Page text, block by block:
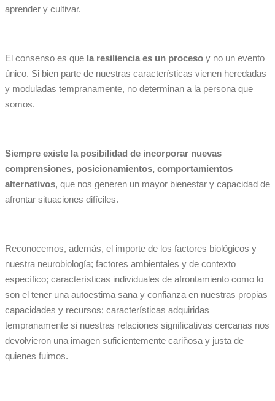
aprender y cultivar.
El consenso es que la resiliencia es un proceso y no un evento
único. Si bien parte de nuestras características vienen heredadas
y moduladas tempranamente, no determinan a la persona que
somos.
Siempre existe la posibilidad de incorporar nuevas
comprensiones, posicionamientos, comportamientos
alternativos, que nos generen un mayor bienestar y capacidad de
afrontar situaciones difíciles.
Reconocemos, además, el importe de los factores biológicos y
nuestra neurobiología; factores ambientales y de contexto
específico; características individuales de afrontamiento como lo
son el tener una autoestima sana y confianza en nuestras propias
capacidades y recursos; características adquiridas
tempranamente si nuestras relaciones significativas cercanas nos
devolvieron una imagen suficientemente cariñosa y justa de
quienes fuimos.